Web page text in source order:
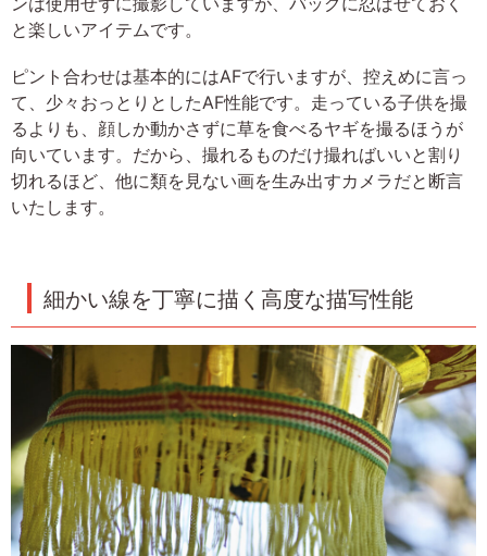
と楽しいアイテムです。
ピント合わせは基本的にはAFで行いますが、控えめに言っ
て、少々おっとりとしたAF性能です。走っている子供を撮
るよりも、顔しか動かさずに草を食べるヤギを撮るほうが
向いています。だから、撮れるものだけ撮ればいいと割り
切れるほど、他に類を見ない画を生み出すカメラだと断言
いたします。
細かい線を丁寧に描く高度な描写性能